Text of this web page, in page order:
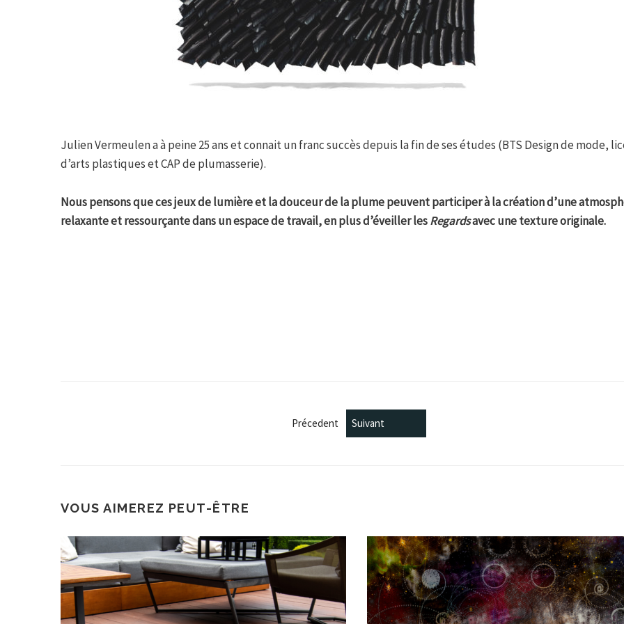
Julien Vermeulen a à peine 25 ans et connait un franc succès depuis la fin de ses études (BTS Design de mode,
d’arts plastiques et CAP de plumasserie).
Nous pensons que ces jeux de lumière et la douceur de la plume peuvent participer à la création d’une
relaxante et ressourçante dans un espace de travail, en plus d’éveiller lesRegardsavec une texture originale.
Précedent Suivant
VOUS AIMEREZ PEUT-ÊTRE